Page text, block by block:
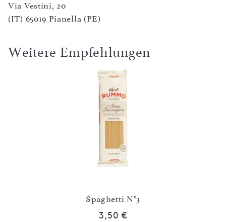
Via Vestini, 20
(IT) 65019 Pianella (PE)
Weitere Empfehlungen
Spaghetti N°3
3,50 €